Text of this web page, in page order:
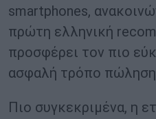
smartphones,
πρώτη ελληνική
προσφέρει τον πιο
ασφαλή τρόπο
Πιο συγκεκριμένα, η